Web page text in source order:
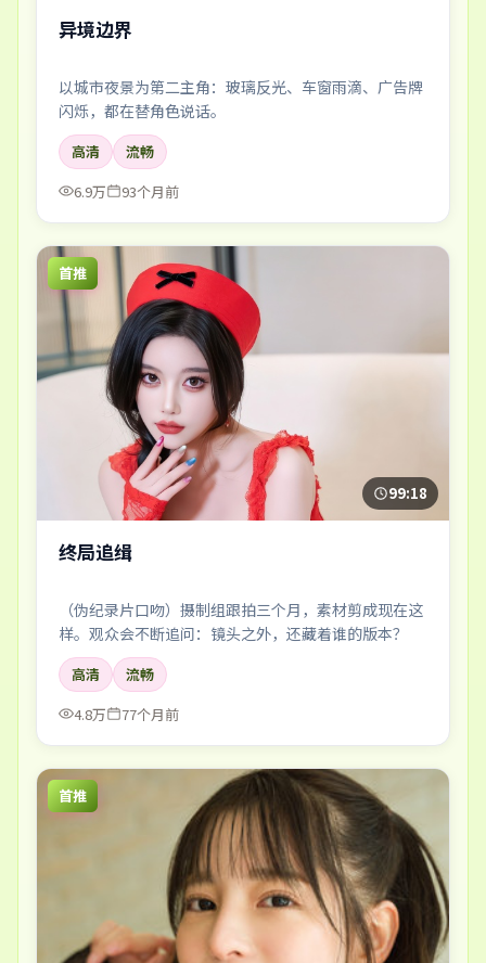
异境边界
以城市夜景为第二主角：玻璃反光、车窗雨滴、广告牌
闪烁，都在替角色说话。
高清
流畅
6.9万
93个月前
首推
99:18
终局追缉
（伪纪录片口吻）摄制组跟拍三个月，素材剪成现在这
样。观众会不断追问：镜头之外，还藏着谁的版本？
高清
流畅
4.8万
77个月前
首推